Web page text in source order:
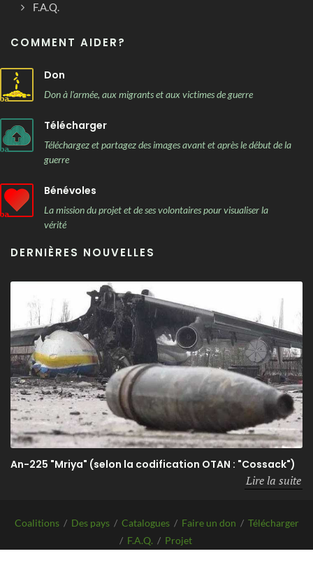
F.A.Q.
COMMENT AIDER?
Don
Don à l'armée, aux migrants et aux victimes de guerre
Télécharger
Téléchargez et partagez des images avant et après le début de la
guerre
Bénévoles
La mission du projet et de ses volontaires pour visualiser la
vérité
DERNIÈRES NOUVELLES
An-225 "Mriya" (selon la codification OTAN : "Cossack")
Lire la suite
Coalitions / Des pays / Catalogues / Faire un don / Télécharger
/ F.A.Q. / Projet